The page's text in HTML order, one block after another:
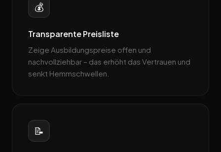
💰
Transparente Preisliste
Zeige Ausbildungspreise offen und
nachvollziehbar – das erhöht das Vertrauen und
senkt Hemmschwellen.
📝